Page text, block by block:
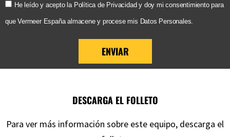
He leído y acepto la Política de Privacidad y doy mi consentimiento para
que Vermeer España almacene y procese mis Datos Personales.
ENVIAR
DESCARGA EL FOLLETO
Para ver más información sobre este equipo, descarga el